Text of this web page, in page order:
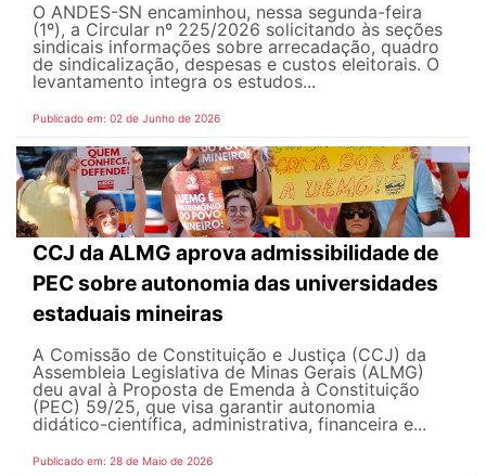
O ANDES-SN encaminhou, nessa segunda-feira
(1º), a Circular nº 225/2026 solicitando às seções
sindicais informações sobre arrecadação, quadro
de sindicalização, despesas e custos eleitorais. O
levantamento integra os estudos...
Publicado em: 02 de Junho de 2026
CCJ da ALMG aprova admissibilidade de
PEC sobre autonomia das universidades
estaduais mineiras
A Comissão de Constituição e Justiça (CCJ) da
Assembleia Legislativa de Minas Gerais (ALMG)
deu aval à Proposta de Emenda à Constituição
(PEC) 59/25, que visa garantir autonomia
didático-científica, administrativa, financeira e...
Publicado em: 28 de Maio de 2026